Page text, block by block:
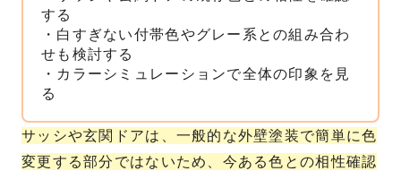
する
・白すぎない付帯色やグレー系との組み合わ
せも検討する
・カラーシミュレーションで全体の印象を見
る
サッシや玄関ドアは、一般的な外壁塗装で簡単に色
変更する部分ではないため、今ある色との相性確認